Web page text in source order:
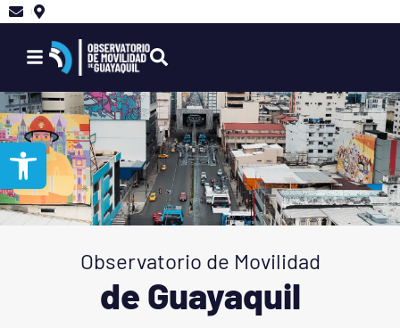
Observatorio de Movilidad
de Guayaquil
Abrir barra de herramientas